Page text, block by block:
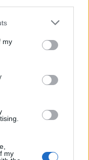
my
my
indíts, s